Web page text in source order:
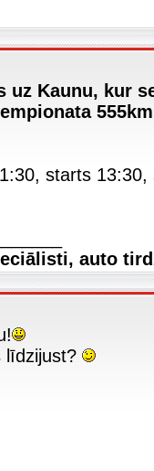
uz Kaunu, kur
starts
auto
līdzijust?